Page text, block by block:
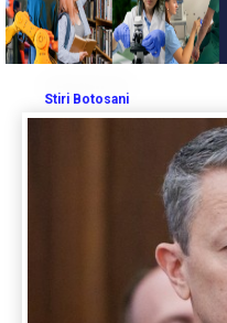
Stiri Botosani